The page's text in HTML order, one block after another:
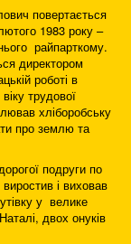
повертається
1983 року –
райпарткому.
директором
роботі в
трудової
хліборобську
про землю та
подруги по
і виховав
у велике
двох онуків